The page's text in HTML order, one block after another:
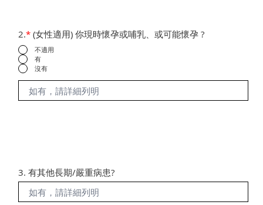
3. 有其他長期/嚴重病患?
2.* (女性適用) 你現時懷孕或哺乳、或可能懷孕 ?
不適用
有
沒有